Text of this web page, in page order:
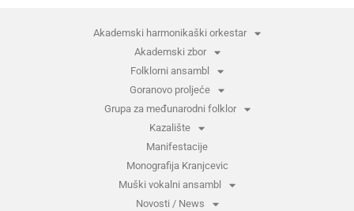
Akademski harmonikaški orkestar
Akademski zbor
Folklorni ansambl
Goranovo proljeće
Grupa za međunarodni folklor
Kazalište
Manifestacije
Monografija Kranjcevic
Muški vokalni ansambl
Novosti / News